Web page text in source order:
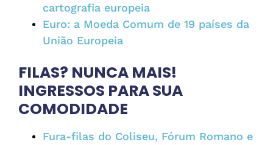
cartografia europeia
Euro: a Moeda Comum de 19 países da
União Europeia
FILAS? NUNCA MAIS!
INGRESSOS PARA SUA
COMODIDADE
Fura-filas do Coliseu, Fórum Romano e